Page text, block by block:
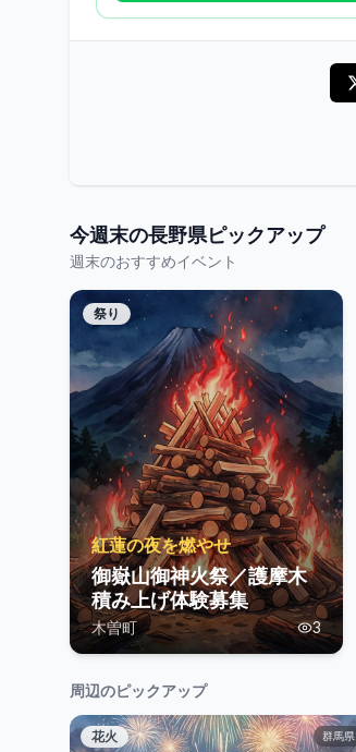
今週末の長野県ピックアップ
週末のおすすめイベント
祭り
紅蓮の夜を燃やせ
御嶽山御神火祭／護摩木
積み上げ体験募集
木曽町 3
周辺のピックアップ
花火 群馬県